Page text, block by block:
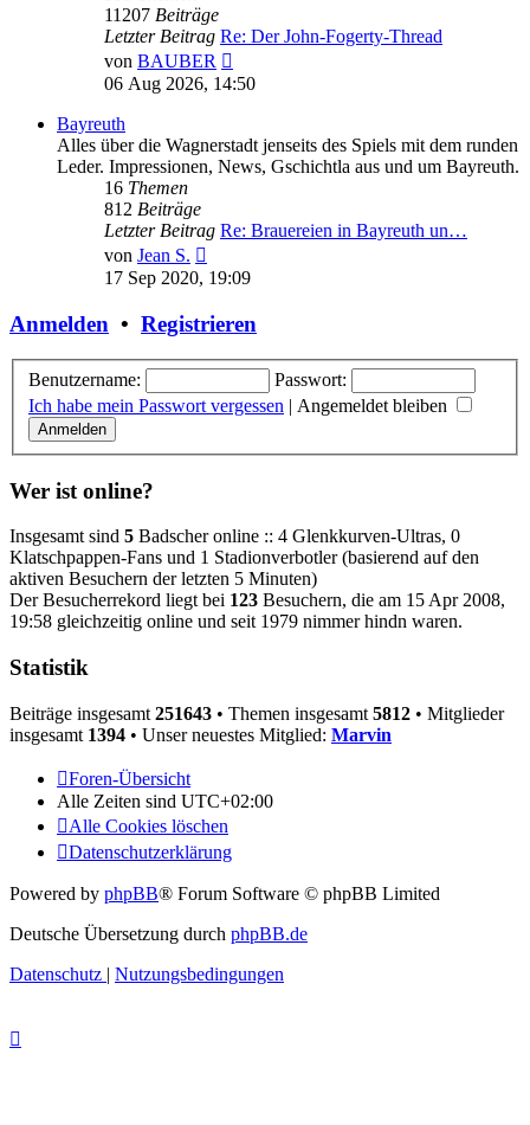
11207 Beiträge
Letzter Beitrag Re: Der John-Fogerty-Thread
von BAUBER
Beitrag
06 Aug 2026, 14:50
Bayreuth
Alles über die Wagnerstadt jenseits des Spiels mit dem runden
Leder. Impressionen, News, Gschichtla aus und um Bayreuth.
16 Themen
812 Beiträge
Letzter Beitrag Re: Brauereien in Bayreuth un…
von Jean S.
Beitrag
17 Sep 2020, 19:09
Anmelden • Registrieren
Benutzername:
Passwort:
Ich habe mein Passwort vergessen | Angemeldet bleiben
Wer ist online?
Insgesamt sind 5 Badscher online :: 4 Glenkkurven-Ultras, 0
Klatschpappen-Fans und 1 Stadionverbotler (basierend auf den
aktiven Besuchern der letzten 5 Minuten)
Der Besucherrekord liegt bei 123 Besuchern, die am 15 Apr 2008,
19:58 gleichzeitig online und seit 1979 nimmer hindn waren.
Statistik
Beiträge insgesamt 251643 • Themen insgesamt 5812 • Mitglieder
insgesamt 1394 • Unser neuestes Mitglied: Marvin
Foren-Übersicht
Alle Zeiten sind UTC+02:00
Alle Cookies löschen
Datenschutzerklärung
Powered by phpBB® Forum Software © phpBB Limited
Deutsche Übersetzung durch phpBB.de
Datenschutz | Nutzungsbedingungen